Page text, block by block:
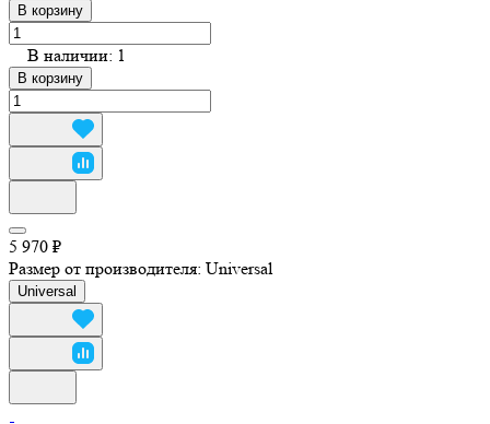
В корзину
В наличии: 1
В корзину
5 970 ₽
Размер от производителя: Universal
Universal